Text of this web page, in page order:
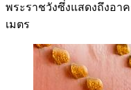
พระราชวังซึ่งแสดงถึงอา
เมตร